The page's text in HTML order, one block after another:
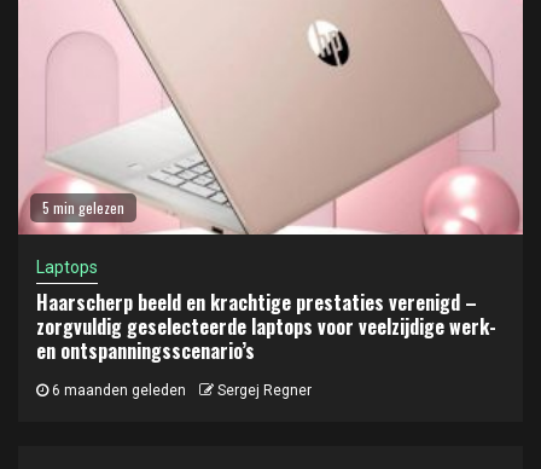
5 min gelezen
Laptops
Haarscherp beeld en krachtige prestaties verenigd –
zorgvuldig geselecteerde laptops voor veelzijdige werk-
en ontspanningsscenario’s
6 maanden geleden Sergej Regner